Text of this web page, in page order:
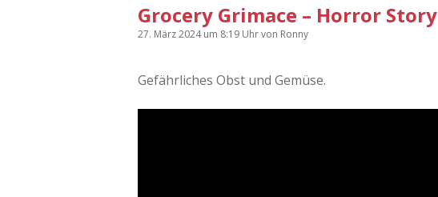
Grocery Grimace – Horror Story
27. März 2024um 8:19 Uhrvon Ronny
Gefährliches Obst und Gemüse.